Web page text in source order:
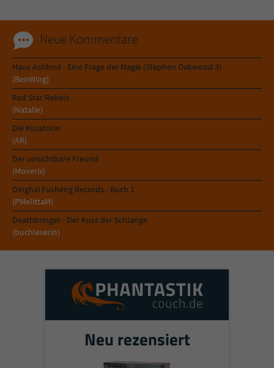
Neue Kommentare
Haus Ashford - Eine Frage der Magie (Stephen Oakwood 3)
(BeoWing)
Red Star Rebels
(Natalie)
Die Kuratorin
(AR)
Der unsichtbare Freund
(Moverix)
Dinghai Fusheng Records - Buch 1
(PMelittaM)
Deathbringer - Der Kuss der Schlange
(buchleserin)
Neu rezensiert